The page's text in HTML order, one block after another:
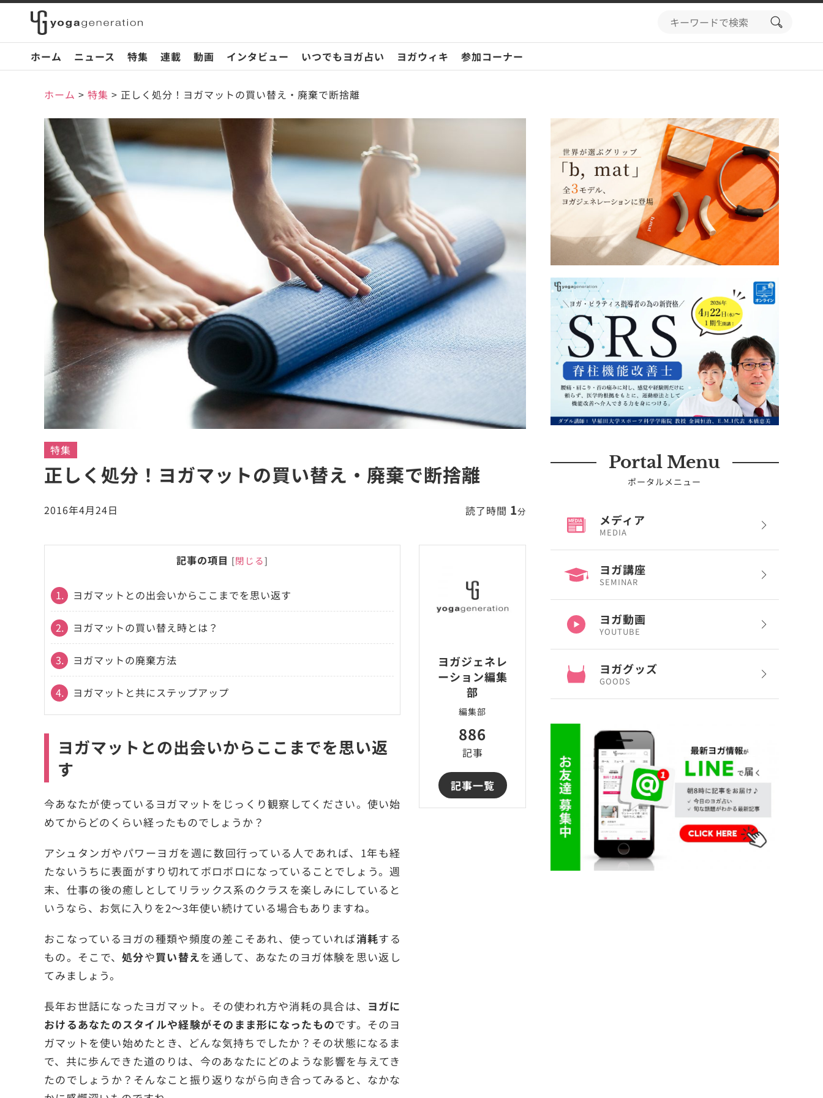
search
ホーム
ニュース 特集 連載 動画 インタビュー いつでもヨガ占い ヨガウィキ 参加コーナー
ホーム > 特集 > 正しく処分！ヨガマットの買い替え・廃棄で断捨離
特集
正しく処分！ヨガマットの買い替え・廃棄で断捨離
2016年4月24日 読了時間 1分
記事の項目 [閉じる]
1. ヨガマットとの出会いからここまでを思い返す
2. ヨガマットの買い替え時とは？
3. ヨガマットの廃棄方法
4. ヨガマットと共にステップアップ
ヨガマットとの出会いからここまでを思い返
す
今あなたが使っているヨガマットをじっくり観察してください。使い始
めてからどのくらい経ったものでしょうか？
アシュタンガやパワーヨガを週に数回行っている人であれば、1年も経
たないうちに表面がすり切れてボロボロになっていることでしょう。週
末、仕事の後の癒しとしてリラックス系のクラスを楽しみにしていると
いうなら、お気に入りを2〜3年使い続けている場合もありますね。
おこなっているヨガの種類や頻度の差こそあれ、使っていれば消耗する
もの。そこで、処分や買い替えを通して、あなたのヨガ体験を思い返し
てみましょう。
長年お世話になったヨガマット。その使われ方や消耗の具合は、 ヨガに
おけるあなたのスタイルや経験がそのまま形になったものです。そのヨ
ガマットを使い始めたとき、どんな気持ちでしたか？その状態になるま
で、共に歩んできた道のりは、今のあなたにどのような影響を与えてき
たのでしょうか？そんなこと振り返りながら向き合ってみると、なかな
ヨガジェネレ
ーション編集
部
編集部
886
記事
記事一覧
Portal Menu
ポータルメニュー
メディア
MEDIA
ヨガ講座
SEMINAR
ヨガ動画
YOUTUBE
ヨガグッズ
GOODS